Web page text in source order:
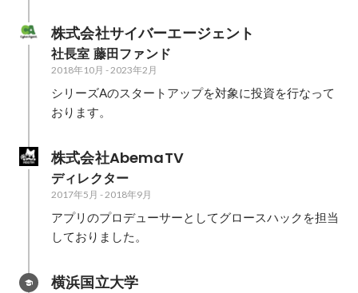
株式会社サイバーエージェント
社長室 藤田ファンド
2018年10月 -2023年2月
シリーズAのスタートアップを対象に投資を行なって
おります。
株式会社AbemaTV
ディレクター
2017年5月 -2018年9月
アプリのプロデューサーとしてグロースハックを担当
しておりました。
横浜国立大学